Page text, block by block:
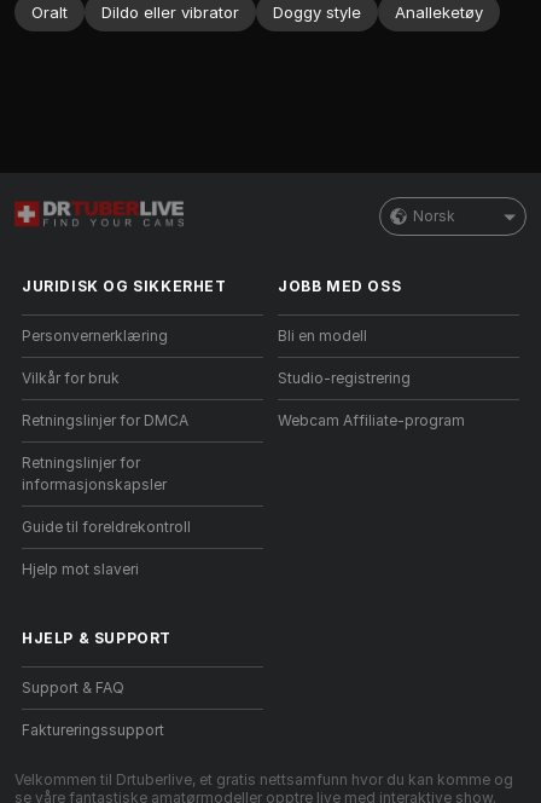
Oralt Dildo eller vibrator Doggy style Analleketøy
Norsk
JURIDISK OG SIKKERHET
Personvernerklæring
Vilkår for bruk
Retningslinjer for DMCA
Retningslinjer for
informasjonskapsler
Guide til foreldrekontroll
Hjelp mot slaveri
JOBB MED OSS
Bli en modell
Studio-registrering
Webcam Affiliate-program
HJELP & SUPPORT
Support & FAQ
Faktureringssupport
Velkommen til Drtuberlive, et gratis nettsamfunn hvor du kan komme og
se våre fantastiske amatørmodeller opptre live med interaktive show.